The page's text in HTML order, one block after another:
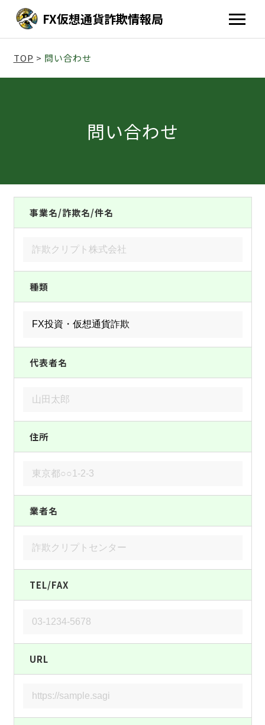
FX仮想通貨詐欺情報局
TOP > 問い合わせ
問い合わせ
事業名/詐欺名/件名
種類
代表者名
住所
業者名
TEL/FAX
URL